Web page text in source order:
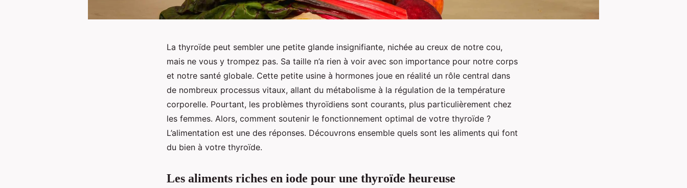
La thyroïde peut sembler une petite glande insignifiante, nichée au creux de notre cou,
mais ne vous y trompez pas. Sa taille n’a rien à voir avec son importance pour notre corps
et notre santé globale. Cette petite usine à hormones joue en réalité un rôle central dans
de nombreux processus vitaux, allant du métabolisme à la régulation de la température
corporelle. Pourtant, les problèmes thyroïdiens sont courants, plus particulièrement chez
les femmes. Alors, comment soutenir le fonctionnement optimal de votre thyroïde ?
L’alimentation est une des réponses. Découvrons ensemble quels sont les aliments qui font
du bien à votre thyroïde.
Les aliments riches en iode pour une thyroïde heureuse